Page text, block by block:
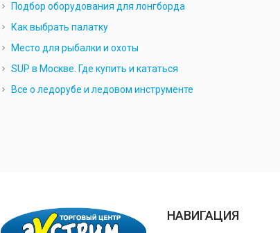
Подбор оборудования для лонгборда
Как выбрать палатку
Место для рыбалки и охоты
SUP в Москве. Где купить и кататься
Все о ледорубе и ледовом инструменте
НАВИГАЦИЯ